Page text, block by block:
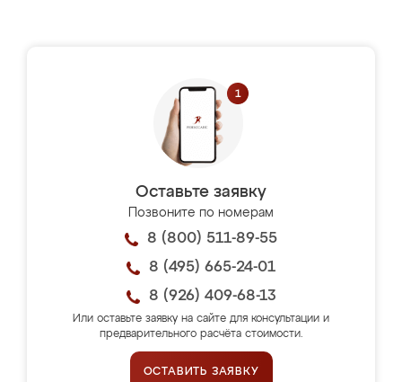
Оставьте заявку
Позвоните по номерам
8 (800) 511-89-55
8 (495) 665-24-01
8 (926) 409-68-13
Или оставьте заявку на сайте для консультации и
предварительного расчёта стоимости.
ОСТАВИТЬ ЗАЯВКУ